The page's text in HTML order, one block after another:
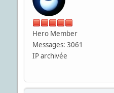
Hero Member
Messages: 3061
IP archivée